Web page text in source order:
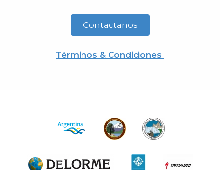
Contactanos
Términos & Condiciones